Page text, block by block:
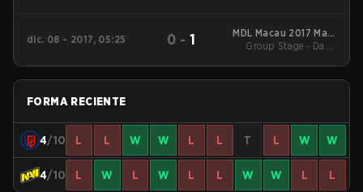
dic. 08 - 2017, 05:25 0 -1
MDL Macau 2017 Main
Event
Group Stage - Day 1
FORMA RECIENTE
4/10 L L W W L L T L W W
4/10 L W L W L L W W L L